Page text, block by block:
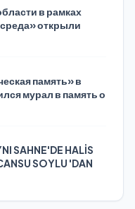
в рамках
открыли
память» в
мурал в память о
SAHNE'DE HALİS
SOYLU 'DAN